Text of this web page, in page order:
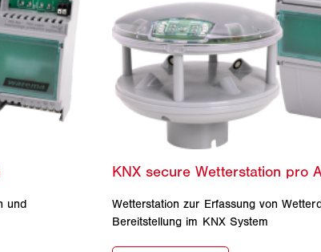
und
Wetterstation zur Erfassung von
Bereitstellung im KNX System